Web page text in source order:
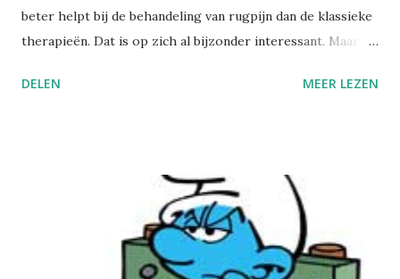
beter helpt bij de behandeling van rugpijn dan de klassieke
therapieën. Dat is op zich al bijzonder interessant. Maar
échte acupunctuur en de fake versie. Men stak de naalden
mensen die zich beter voelden (44 percent tegenover 47
percent), een significant verschil met de 27 percent van
"klassiek" behandelde patiënten (zijnde behandeling met
pijnstillers, infiltraties, kinesitherapie, ...). Dus wat is het
DELEN MEER LEZEN